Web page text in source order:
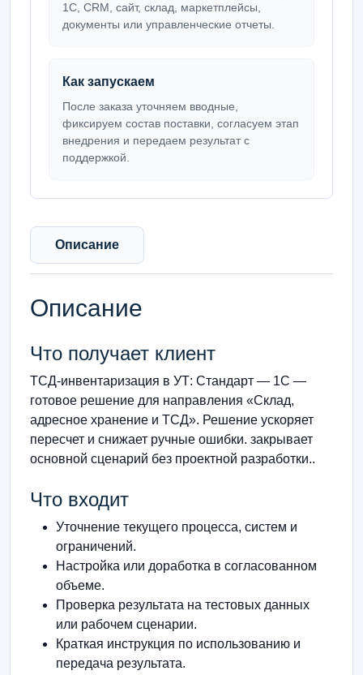
1С, CRM, сайт, склад, маркетплейсы,
документы или управленческие отчеты.
Как запускаем
После заказа уточняем вводные,
фиксируем состав поставки, согласуем этап
внедрения и передаем результат с
поддержкой.
Описание
Описание
Что получает клиент
ТСД-инвентаризация в УТ: Стандарт — 1С —
готовое решение для направления «Склад,
адресное хранение и ТСД». Решение ускоряет
пересчет и снижает ручные ошибки. закрывает
основной сценарий без проектной разработки..
Что входит
Уточнение текущего процесса, систем и
ограничений.
Настройка или доработка в согласованном
объеме.
Проверка результата на тестовых данных
или рабочем сценарии.
Краткая инструкция по использованию и
передача результата.